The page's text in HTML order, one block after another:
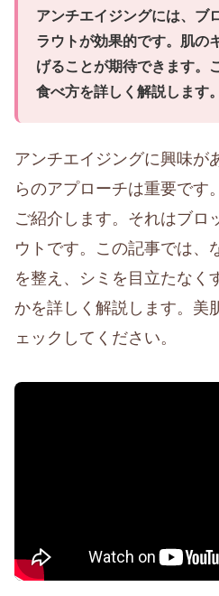
アンチエイジングには、ブ
ラウトが効果的です。肌の
げることが期待できます。
食べ方を詳しく解説します。
アンチエイジングに興味が
らのアプローチは重要です
ご紹介します。それはブロ
ウトです。この記事では、
を整え、シミを目立たなく
かを詳しく解説します。美
ェックしてください。